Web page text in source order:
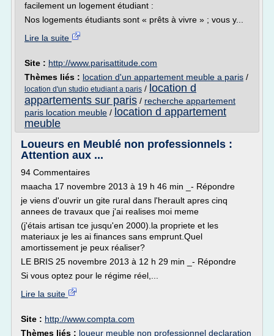
facilement un logement étudiant :
Nos logements étudiants sont « prêts à vivre » ; vous y...
Lire la suite
Site : http://www.parisattitude.com
Thèmes liés : location d'un appartement meuble a paris /
location d'un studio etudiant a paris / location d
appartements sur paris / recherche appartement
paris location meuble / location d appartement
meuble
Loueurs en Meublé non professionnels :
Attention aux ...
94 Commentaires
maacha 17 novembre 2013 à 19 h 46 min _- Répondre
je viens d'ouvrir un gite rural dans l'herault apres cinq
annees de travaux que j'ai realises moi meme
(j'étais artisan tce jusqu'en 2000).la propriete et les
materiaux je les ai finances sans emprunt.Quel
amortissement je peux réaliser?
LE BRIS 25 novembre 2013 à 12 h 29 min _- Répondre
Si vous optez pour le régime réel,...
Lire la suite
Site : http://www.compta.com
Thèmes liés : loueur meuble non professionnel declaration